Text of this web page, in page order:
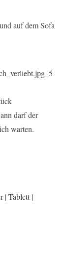
auf dem Sofa
darf der
warten.
| Tablett|